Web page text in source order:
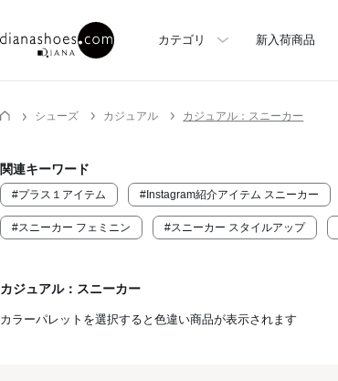
カテゴリ 新入荷商品
シューズ カジュアル カジュアル：スニーカー
関連キーワード
#プラス１アイテム #Instagram紹介アイテム スニーカー
#スニーカー フェミニン #スニーカー スタイルアップ
カジュアル：スニーカー
カラーパレットを選択すると色違い商品が表示されます